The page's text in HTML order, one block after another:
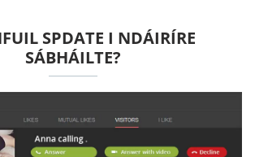
SPDATE I NDÁIRÍRE
SÁBHÁILTE?